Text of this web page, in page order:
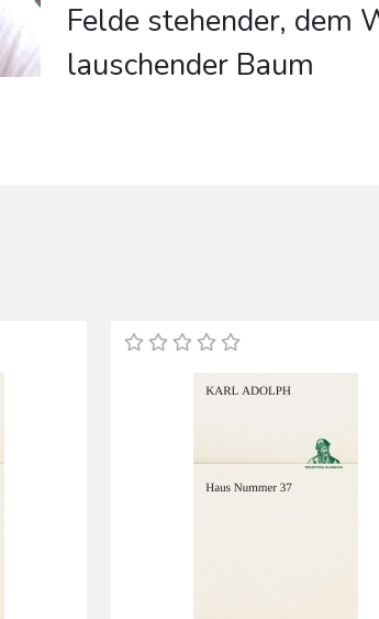
Felde stehender, dem
lauschender Baum